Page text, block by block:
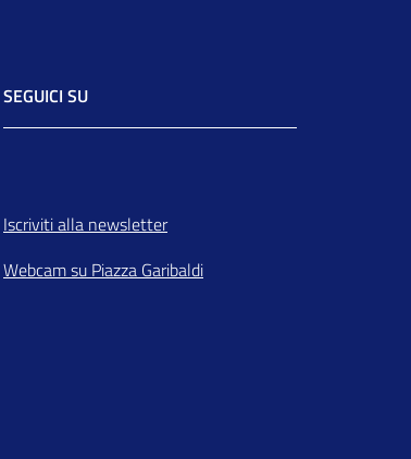
SEGUICI SU
Iscriviti alla newsletter
Webcam su Piazza Garibaldi